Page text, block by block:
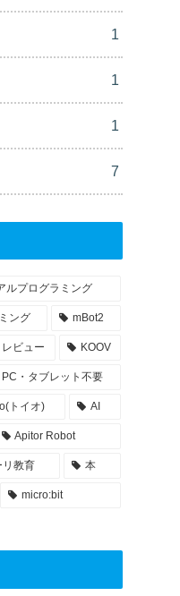
1
1
1
7
ルプログラミング
ング mBot2
レビュー KOOV
PC・タブレット不要
トイオ) AI
Apitor Robot
リ教育 本
micro:bit